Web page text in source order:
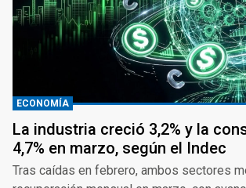
ECONOMÍA
La industria creció 3,2% y la
4,7% en marzo, según el Indec
Tras caídas en febrero, ambos sectores